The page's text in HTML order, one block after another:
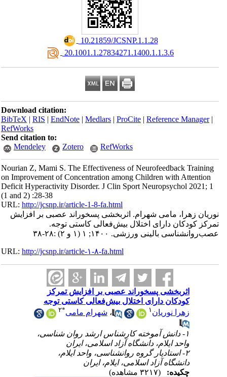
‎ 10.21859/JCSNP.1.1.28
‎ 20.1001.1.27834271.1400.1.1.3.6
Download citation:
BibTeX|RIS|EndNote|Medlars|ProCite|Reference Manager
RefWorks
Send citation to:
Mendeley
Zotero RefWorks
Nourian Z, Mami S. The Effectiveness of Neurofeedback Training
on Improvement of Concentration among Children with Attention
Deficit Hyperactivity Disorder. J Clin Sport Neuropsychol 2021; 1
(1 and 2) :28-38
URL:http://jcsnp.ir/article-1-8-fa.html
نوریان زهرا، مامی شهرام. اثربخشی پسخوراند عصبی بر افزایش
تمرکز کودکان دارای اختلال بیش‌فعالی کاستی توجه.
عصب‌روانشناسی بالینی ورزشی. ۱۴۰۰; ۱ (۱ و ۲) :۲۸-۳۸
URL:http://jcsnp.ir/article-۱-۸-fa.html
اثربخشی پسخوراند عصبی بر افزایش تمرکز
کودکان دارای اختلال بیش‌فعالی کاستی توجه
زهرا نوریان ۱ ،شهرام مامی ۲
۱- دانش آموخته کارشناس ارشد روان شناسی،
واحد ایلام، دانشگاه آزاد اسلامی، ایران
۲- استادیار گروه روانشناسی، واحد ایلام،
دانشگاه آزاد اسلامی، ایلام، ایران
چکیده: